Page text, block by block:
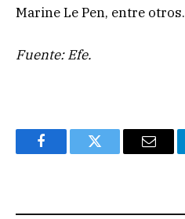
Marine Le Pen, entre otros.
Fuente: Efe.
FacebookTwitter Email